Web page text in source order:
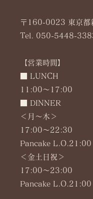
〒160-0023 東京都
Tel. 050-5448-
【営業時間】
■ LUNCH
11:00～17:00
■ DINNER
＜月〜木＞
17:00～22:30
Pancake L.O.21:00
＜金土日祝＞
17:00～23:00
Pancake L.O.21:00